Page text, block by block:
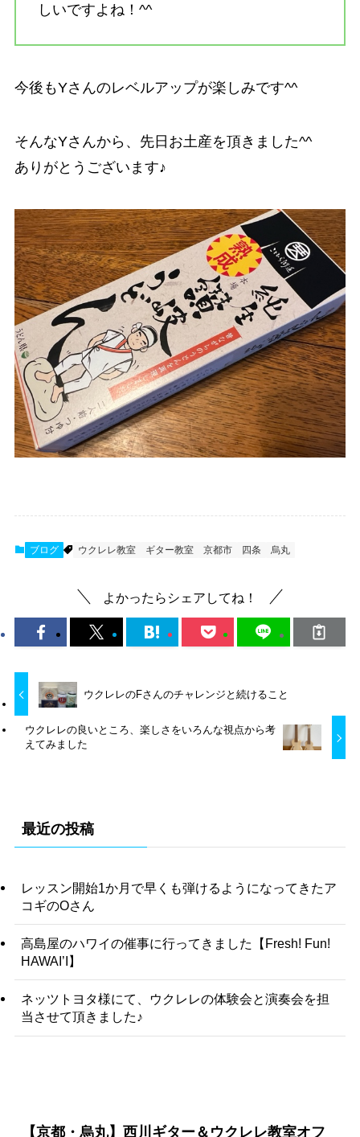
しいですよね！^^
今後もYさんのレベルアップが楽しみです^^
そんなYさんから、先日お土産を頂きました^^
ありがとうございます♪
ブログ ウクレレ教室 ギター教室 京都市 四条 烏丸
よかったらシェアしてね！
ウクレレのFさんのチャレンジと続けること
ウクレレの良いところ、楽しさをいろんな視点から考
えてみました
最近の投稿
レッスン開始1か月で早くも弾けるようになってきたア
コギのOさん
高島屋のハワイの催事に行ってきました【Fresh! Fun!
HAWAI’I】
ネッツトヨタ様にて、ウクレレの体験会と演奏会を担
当させて頂きました♪
【京都・烏丸】西川ギター＆ウクレレ教室オフ